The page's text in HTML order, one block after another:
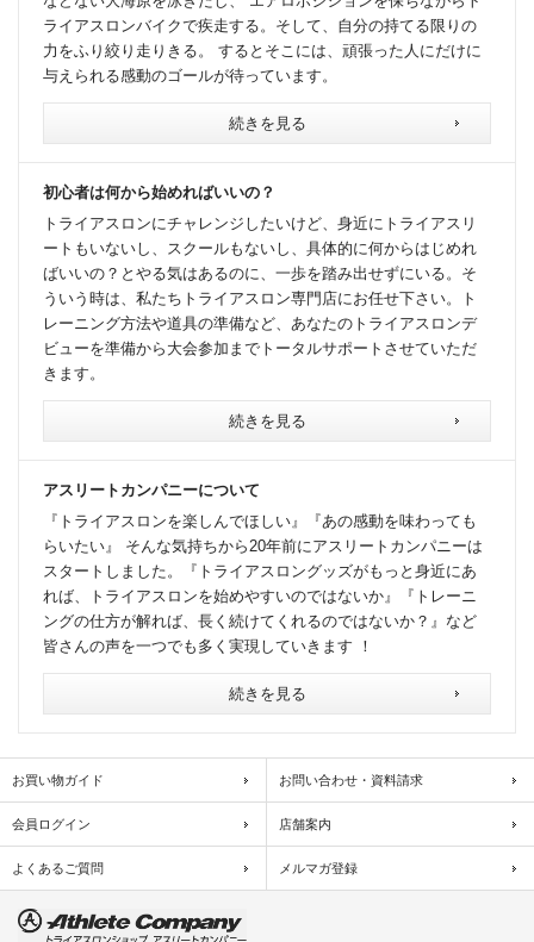
ライアスロンバイクで疾走する。そして、自分の持てる限りの
力をふり絞り走りきる。 するとそこには、頑張った人にだけに
与えられる感動のゴールが待っています。
続きを見る
初心者は何から始めればいいの？
トライアスロンにチャレンジしたいけど、身近にトライアスリ
ートもいないし、スクールもないし、具体的に何からはじめれ
ばいいの？とやる気はあるのに、一歩を踏み出せずにいる。そ
ういう時は、私たちトライアスロン専門店にお任せ下さい。ト
レーニング方法や道具の準備など、あなたのトライアスロンデ
ビューを準備から大会参加までトータルサポートさせていただ
きます。
続きを見る
アスリートカンパニーについて
『トライアスロンを楽しんでほしい』『あの感動を味わっても
らいたい』 そんな気持ちから20年前にアスリートカンパニーは
スタートしました。『トライアスロングッズがもっと身近にあ
れば、トライアスロンを始めやすいのではないか』『トレーニ
ングの仕方が解れば、長く続けてくれるのではないか？』など
皆さんの声を一つでも多く実現していきます ！
続きを見る
お買い物ガイド お問い合わせ・資料請求
会員ログイン 店舗案内
よくあるご質問 メルマガ登録